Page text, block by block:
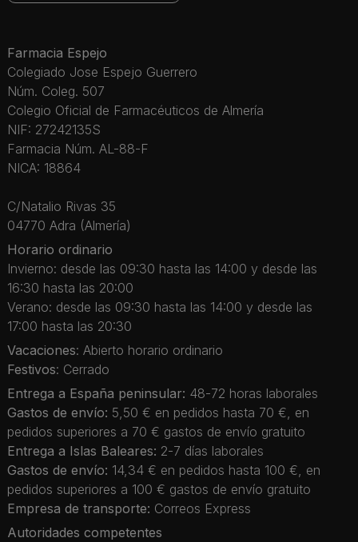
Farmacia Espejo
Colegiado Jose Espejo Guerrero
Núm. Coleg. 507
Colegio Oficial de Farmacéuticos de Almería
NIF: 27242135S
Farmacia Núm. AL-88-F
NICA: 18864
C/Natalio Rivas 35
04770 Adra (Almería)
Horario ordinario
Invierno: desde las 09:30 hasta las 14:00 y desde las
16:30 hasta las 20:00
Verano: desde las 09:30 hasta las 14:00 y desde las
17:00 hasta las 20:30
Vacaciones: Abierto horario ordinario
Festivos: Cerrado
Entrega a España peninsular: 48-72 horas laborales
Gastos de envío: 5,50 € en pedidos hasta 70 €, en
pedidos superiores a 70 € gastos de envío gratuito
Entrega a Islas Baleares: 2-7 días laborales
Gastos de envío: 14,34 € en pedidos hasta 100 €, en
pedidos superiores a 100 € gastos de envío gratuito
Empresa de transporte: Correos Express
Autoridades competentes